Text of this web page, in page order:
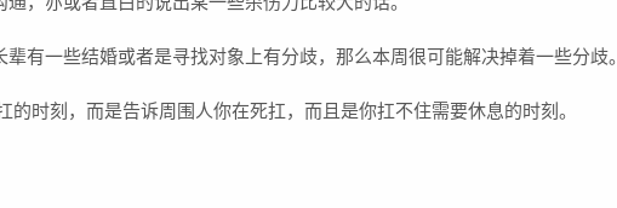
有一些结婚或者是寻找对象上有分歧，那么本周很可能解决掉着一些分歧。
时刻，而是告诉周围人你在死扛，而且是你扛不住需要休息的时刻。